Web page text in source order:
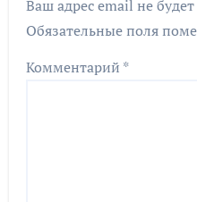
Ваш адрес email не
Обязательные поля
Комментарий *